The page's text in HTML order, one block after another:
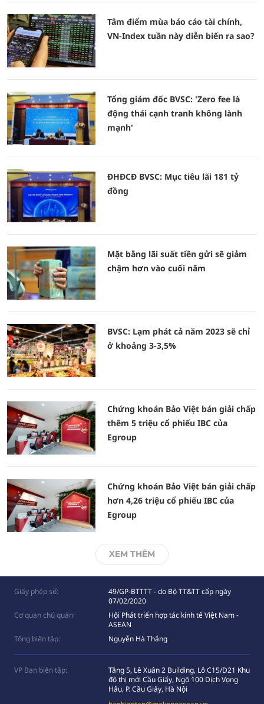
Tâm điểm mùa báo cáo tài chính,
VN-Index tuần này diễn biến ra sao?
Tổng giám đốc BVSC: 'Zero fee là
động thái cạnh tranh không lành
mạnh'
ĐHĐCĐ BVSC: Mục tiêu lãi 181 tỷ
đồng
Mặt bằng lãi suất tiền gửi sẽ giảm
chậm hơn vào cuối năm
BVSC: Lạm phát cả năm 2023 sẽ chỉ
ở khoảng 3-3,5%
Chứng khoán Bảo Việt bán giải chấp
thêm 5 triệu cổ phiếu IBC của
Egroup
Chứng khoán Bảo Việt bán giải chấp
hơn 4,26 triệu cổ phiếu IBC của
Egroup
XEM THÊM
Giấy phép số:
49/GP-BTTTT - do Bộ TT&TT cấp ngày
07/02/2020
Cơ quan chủ quản:
Hội Phát triển hợp tác kinh tế Việt Nam -
ASEAN
Tổng biên tập:
Nguyễn Hà Thắng
VP Ban biên tập:
Tầng 5, Lê Xuân 2 Building, Lô C15/D21 Khu
đô thị mới Cầu Giấy, Ngõ 100 Dịch Vọng
Hâụ, P. Cầu Giấy, Hà Nội